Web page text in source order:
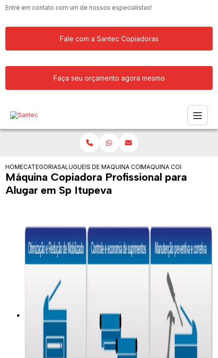
Entre em contato com um de nossos especialistas!
Fale com a Santec Copiadoras
Faça seu orçamento agora mesmo
HOMECATEGORIASALUGUEIS DE COPIADORASMAQUINA COPIADORA PARA ALUGAR
MAQUINA COPIADORA
Máquina Copiadora Profissional para
Alugar em Sp Itupeva